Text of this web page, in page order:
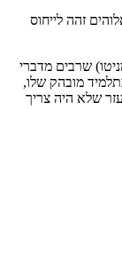
זהה לייחוס
שרבים מדברי
מובהק שלו,
שלא היה צריך